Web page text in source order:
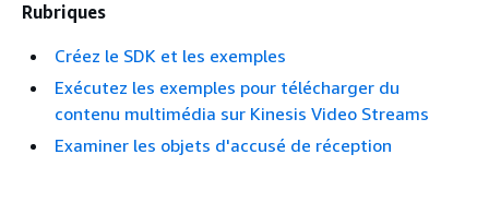
Rubriques
Créez le SDK et les exemples
Exécutez les exemples pour télécharger du
contenu multimédia sur Kinesis Video Streams
Examiner les objets d'accusé de réception